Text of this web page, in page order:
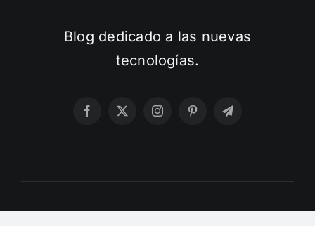
Blog dedicado a las nuevas
tecnologías.